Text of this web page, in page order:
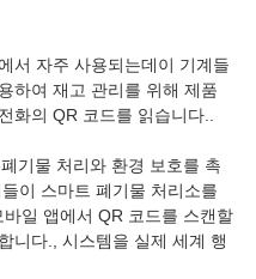
서 자주 사용되는데이 기계들
하여 재고 관리를 위해 제품
화의 QR 코드를 읽습니다..
기물 처리와 환경 보호를 촉
이 스마트 폐기물 처리소를
일 앱에서 QR 코드를 스캔할
니다., 시스템을 실제 세계 행